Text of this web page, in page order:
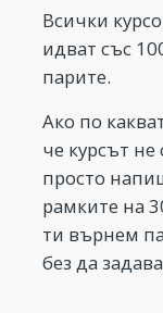
Всички
идват със
парите.
Ако по
че курсът
просто
рамките на
ти върнем
без да